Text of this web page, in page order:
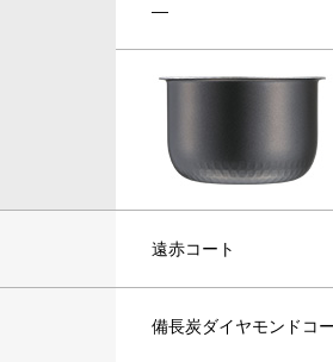
―
遠赤コート
備長炭ダイヤモンドコ